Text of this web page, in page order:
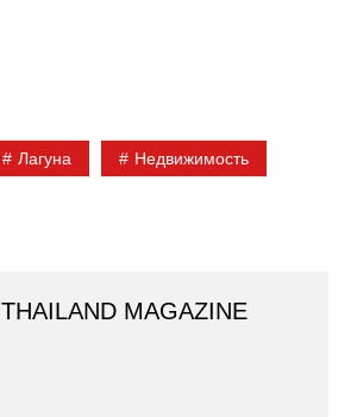
Лагуна Недвижимость
THAILAND MAGAZINE